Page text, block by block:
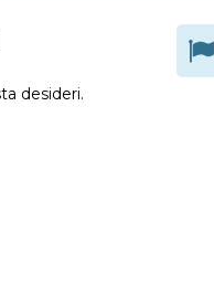
desideri.